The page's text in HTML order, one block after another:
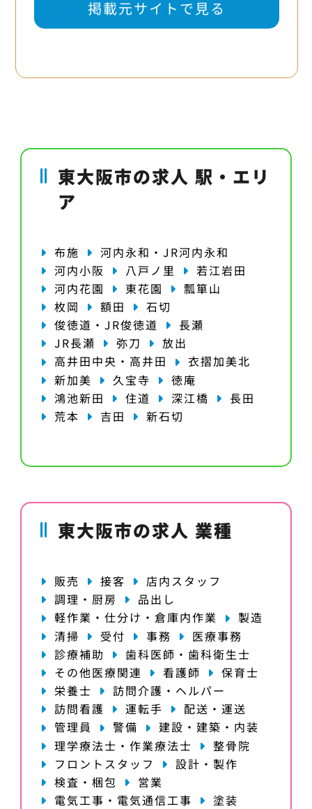
掲載元サイトで見る
東大阪市の求人 駅・エリ
ア
布施
河内永和・JR河内永和
河内小阪
八戸ノ里
若江岩田
河内花園
東花園
瓢箪山
枚岡
額田
石切
俊徳道・JR俊徳道
長瀬
JR長瀬
弥刀
放出
高井田中央・高井田
衣摺加美北
新加美
久宝寺
徳庵
鴻池新田
住道 深江橋
長田
荒本
吉田 新石切
東大阪市の求人 業種
販売 接客
店内スタッフ
調理・厨房
品出し
軽作業・仕分け・倉庫内作業
製造
清掃
受付 事務
医療事務
診療補助
歯科医師・歯科衛生士
その他医療関連
看護師
保育士
栄養士
訪問介護・ヘルパー
訪問看護
運転手
配送・運送
管理員
警備
建設・建築・内装
理学療法士・作業療法士
整骨院
フロントスタッフ
設計・製作
検査・梱包
営業
電気工事・電気通信工事
塗装